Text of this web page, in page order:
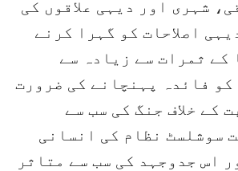
شہری اور دیہی علاقوں کی
اصلاحات کو گہرا کرنے
کے ثمرات سے زیادہ سے
کو فائدہ پہنچانے کی ضرورت
کے خلاف جنگ کی سب سے
سوشلسٹ نظام کی انسانی
اس جدوجہد کی سب سے متاثر